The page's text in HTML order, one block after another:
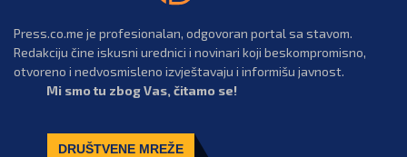
Press.co.me je profesionalan, odgovoran portal sa stavom.
Redakciju čine iskusni urednici i novinari koji beskompromisno,
otvoreno i nedvosmisleno izvještavaju i informišu javnost.
Mi smo tu zbog Vas, čitamo se!
DRUŠTVENE MREŽE